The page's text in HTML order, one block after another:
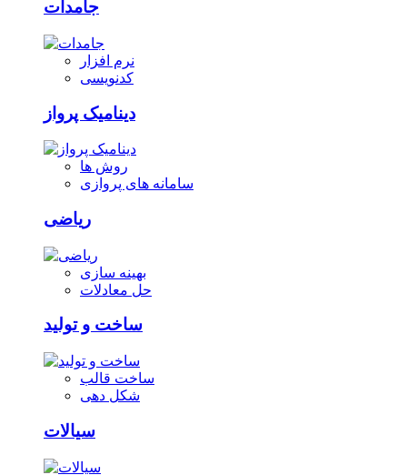
جامدات
نرم افزار
کدنویسی
دینامیک پرواز
روش ها
سامانه های پروازی
ریاضی
بهینه سازی
حل معادلات
ساخت و تولید
ساخت قالب
شکل دهی
سیالات